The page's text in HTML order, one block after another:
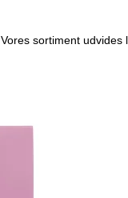
Vores sortiment